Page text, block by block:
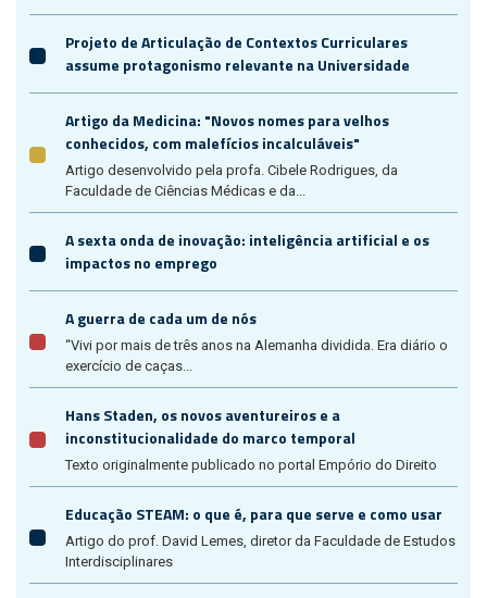
Projeto de Articulação de Contextos Curriculares
assume protagonismo relevante na Universidade
Artigo da Medicina: "Novos nomes para velhos
conhecidos, com malefícios incalculáveis"
Artigo desenvolvido pela profa. Cibele Rodrigues, da
Faculdade de Ciências Médicas e da...
A sexta onda de inovação: inteligência artificial e os
impactos no emprego
A guerra de cada um de nós
“Vivi por mais de três anos na Alemanha dividida. Era diário o
exercício de caças...
Hans Staden, os novos aventureiros e a
inconstitucionalidade do marco temporal
Texto originalmente publicado no portal Empório do Direito
Educação STEAM: o que é, para que serve e como usar
Artigo do prof. David Lemes, diretor da Faculdade de Estudos
Interdisciplinares